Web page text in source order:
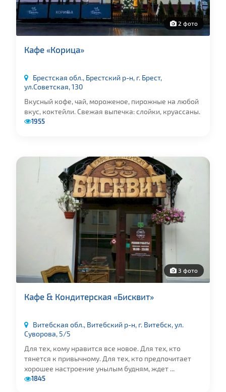
2 фото
Кафе «Корица»
Брестская обл., Брестский р-н, г. Брест,
ул.Советская, 130
Вкусный кофе, чай, мороженое, пирожные на любой
вкус, коктейли. Свежая выпечка: слойки, круассаны.
1955
3 фото
Кафе & Кондитерская «Бисквит»
Витебская обл., Витебский р-н, г. Витебск, ул.
Суворова, 5/5
Для тех, кому нравится все новое. Для тех, кто
тянется к привычному. Для тех, кто предпочитает
хорошее настроение унылым будням, ждет ...
1845